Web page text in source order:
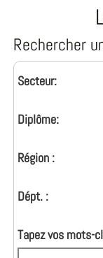
Rechercher
Secteur:
Diplôme:
Région :
Dépt. :
Tapez vos mots-